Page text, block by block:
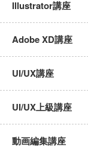
Illustrator講座
Adobe XD講座
UI/UX講座
UI/UX上級講座
動画編集講座